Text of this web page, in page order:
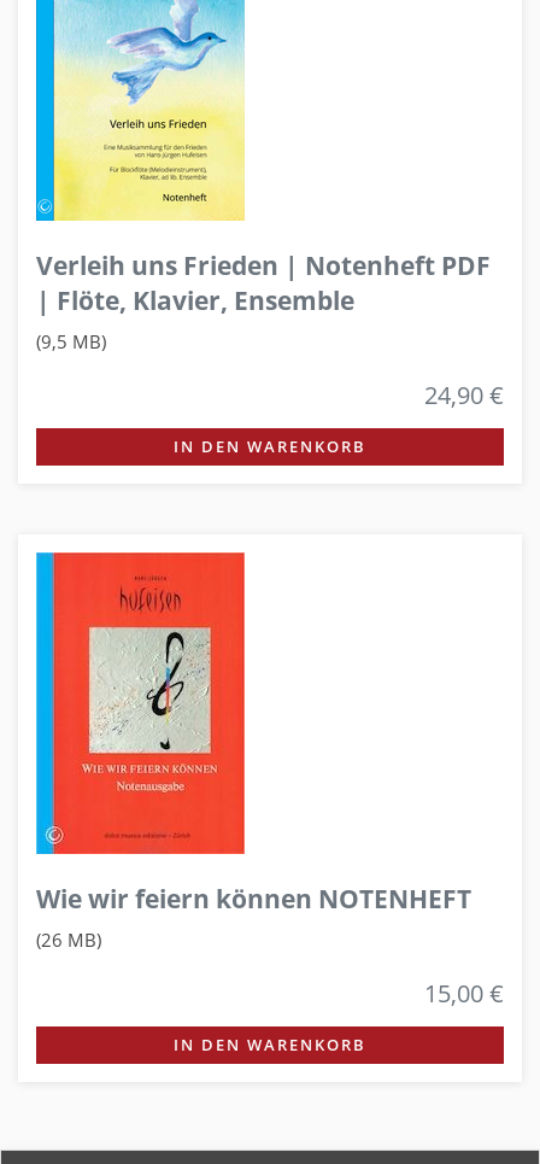
Verleih uns Frieden | Notenheft PDF
| Flöte, Klavier, Ensemble
(9,5 MB)
24,90 €
IN DEN WARENKORB
Wie wir feiern können NOTENHEFT
(26 MB)
15,00 €
IN DEN WARENKORB